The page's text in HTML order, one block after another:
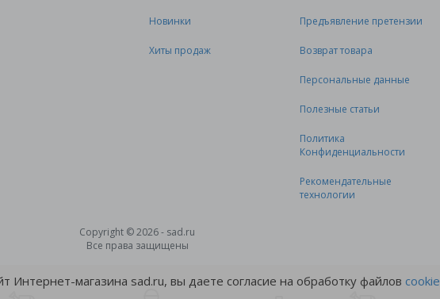
Новинки
Хиты продаж
Предъявление претензии
Возврат товара
Персональные данные
Полезные статьи
Политика
Конфиденциальности
Рекомендательные
технологии
Copyright © 2026 - sad.ru
Все права защищены
Интернет-магазина sad.ru, вы даете согласие на обработку файлов cookie